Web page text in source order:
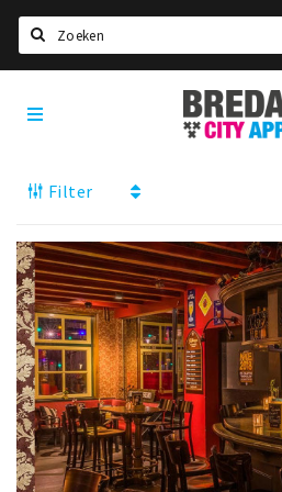
Home
Deals
Nieuws, interviews & blogs
Eten
Drinken
Slapen
Recreatief
Winkels
Breda
City
App
Filter